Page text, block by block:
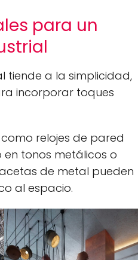
para un
tiende a la simplicidad,
incorporar toques
relojes de pared
tonos metálicos o
de metal pueden
al espacio.